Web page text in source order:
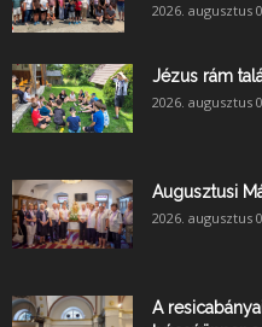
2026. augusztus
Jézus rám
2026. augusztus
Augusztusi
2026. augusztus
A